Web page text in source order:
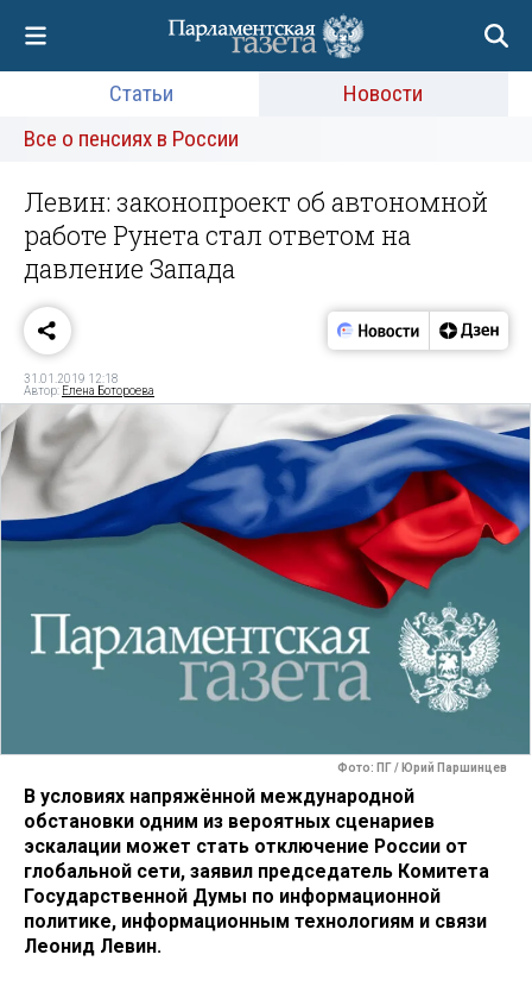
Статьи
Новости
Все о пенсиях в России
Левин: законопроект об автономной
работе Рунета стал ответом на
давление Запада
31.01.2019 12:18
Автор: Елена Ботороева
Фото: ПГ / Юрий Паршинцев
В условиях напряжённой международной
обстановки одним из вероятных сценариев
эскалации может стать отключение России от
глобальной сети, заявил председатель Комитета
Государственной Думы по информационной
политике, информационным технологиям и связи
Леонид Левин.